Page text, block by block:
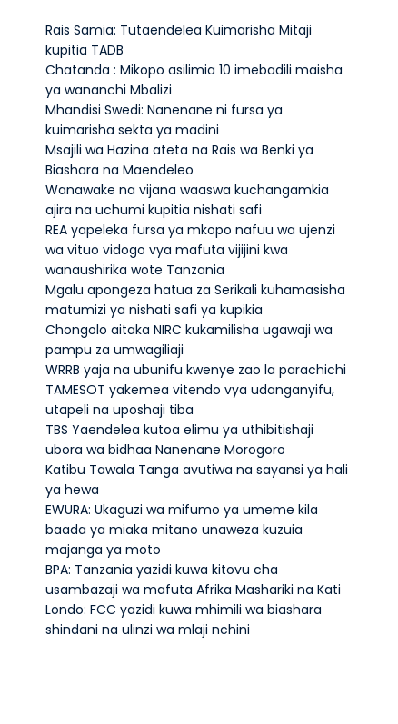
Rais Samia: Tutaendelea Kuimarisha Mitaji
kupitia TADB
Chatanda : Mikopo asilimia 10 imebadili maisha
ya wananchi Mbalizi
Mhandisi Swedi: Nanenane ni fursa ya
kuimarisha sekta ya madini
Msajili wa Hazina ateta na Rais wa Benki ya
Biashara na Maendeleo
Wanawake na vijana waaswa kuchangamkia
ajira na uchumi kupitia nishati safi
REA yapeleka fursa ya mkopo nafuu wa ujenzi
wa vituo vidogo vya mafuta vijijini kwa
wanaushirika wote Tanzania
Mgalu apongeza hatua za Serikali kuhamasisha
matumizi ya nishati safi ya kupikia
Chongolo aitaka NIRC kukamilisha ugawaji wa
pampu za umwagiliaji
WRRB yaja na ubunifu kwenye zao la parachichi
TAMESOT yakemea vitendo vya udanganyifu,
utapeli na uposhaji tiba
TBS Yaendelea kutoa elimu ya uthibitishaji
ubora wa bidhaa Nanenane Morogoro
Katibu Tawala Tanga avutiwa na sayansi ya hali
ya hewa
EWURA: Ukaguzi wa mifumo ya umeme kila
baada ya miaka mitano unaweza kuzuia
majanga ya moto
BPA: Tanzania yazidi kuwa kitovu cha
usambazaji wa mafuta Afrika Mashariki na Kati
Londo: FCC yazidi kuwa mhimili wa biashara
shindani na ulinzi wa mlaji nchini